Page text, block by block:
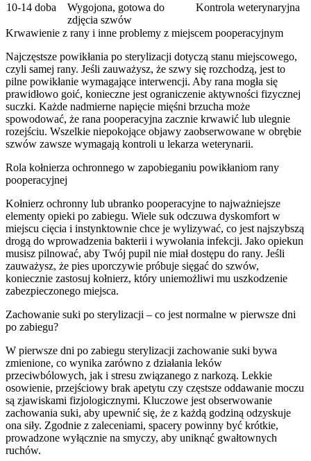
10-14 doba
Wygojona, gotowa do
zdjęcia szwów
Kontrola weterynaryjna
Krwawienie z rany i inne problemy z miejscem pooperacyjnym
Najczęstsze powikłania po sterylizacji dotyczą stanu miejscowego,
czyli samej rany. Jeśli zauważysz, że szwy się rozchodzą, jest to
pilne powikłanie wymagające interwencji. Aby rana mogła się
prawidłowo goić, konieczne jest ograniczenie aktywności fizycznej
suczki. Każde nadmierne napięcie mięśni brzucha może
spowodować, że rana pooperacyjna zacznie krwawić lub ulegnie
rozejściu. Wszelkie niepokojące objawy zaobserwowane w obrębie
szwów zawsze wymagają kontroli u lekarza weterynarii.
Rola kołnierza ochronnego w zapobieganiu powikłaniom rany
pooperacyjnej
Kołnierz ochronny lub ubranko pooperacyjne to najważniejsze
elementy opieki po zabiegu. Wiele suk odczuwa dyskomfort w
miejscu cięcia i instynktownie chce je wylizywać, co jest najszybszą
drogą do wprowadzenia bakterii i wywołania infekcji. Jako opiekun
musisz pilnować, aby Twój pupil nie miał dostępu do rany. Jeśli
zauważysz, że pies uporczywie próbuje sięgać do szwów,
koniecznie zastosuj kołnierz, który uniemożliwi mu uszkodzenie
zabezpieczonego miejsca.
Zachowanie suki po sterylizacji – co jest normalne w pierwsze dni
po zabiegu?
W pierwsze dni po zabiegu sterylizacji zachowanie suki bywa
zmienione, co wynika zarówno z działania leków
przeciwbólowych, jak i stresu związanego z narkozą. Lekkie
osowienie, przejściowy brak apetytu czy częstsze oddawanie moczu
są zjawiskami fizjologicznymi. Kluczowe jest obserwowanie
zachowania suki, aby upewnić się, że z każdą godziną odzyskuje
ona siły. Zgodnie z zaleceniami, spacery powinny być krótkie,
prowadzone wyłącznie na smyczy, aby uniknąć gwałtownych
ruchów.